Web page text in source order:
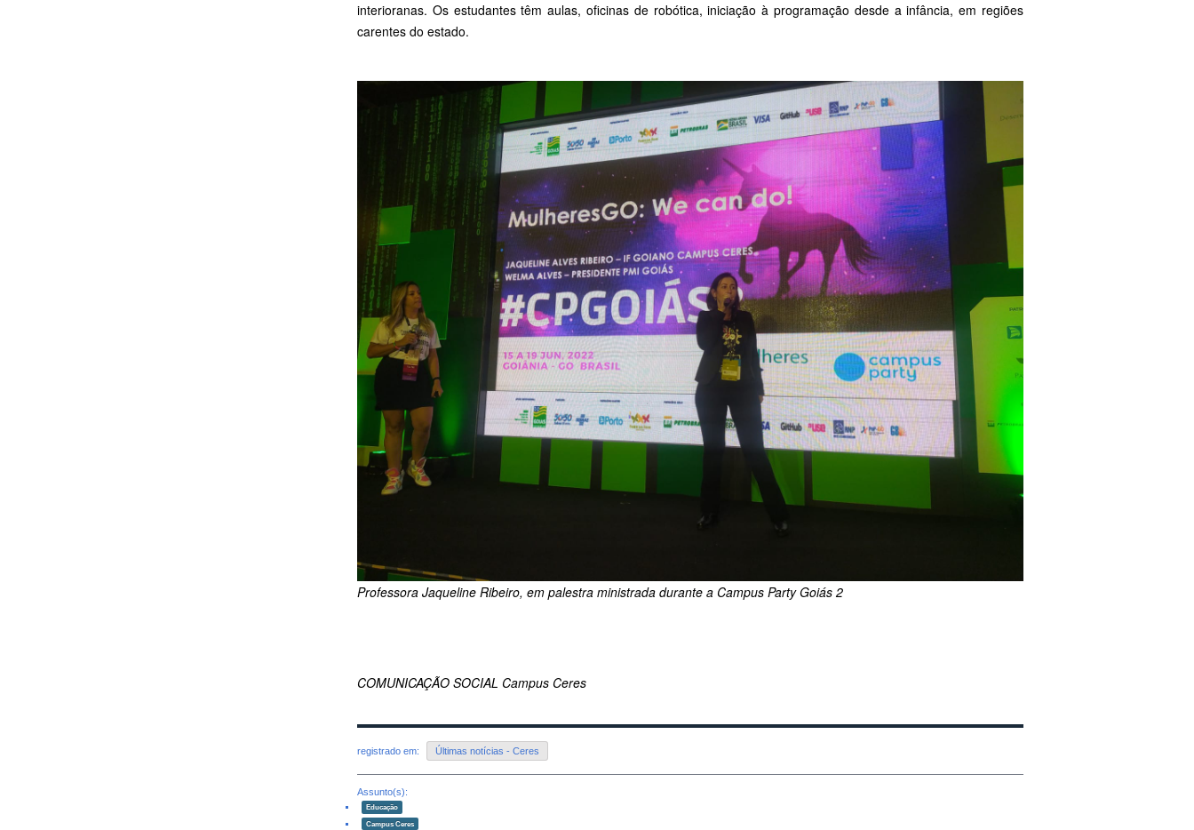
interioranas. Os estudantes têm aulas, oficinas de robótica, iniciação à programação desde a infância, em regiões
carentes do estado.
Professora Jaqueline Ribeiro, em palestra ministrada durante a Campus Party Goiás 2
COMUNICAÇÃO SOCIAL Campus Ceres
registrado em: Últimas notícias - Ceres
Assunto(s):
Educação
Campus Ceres